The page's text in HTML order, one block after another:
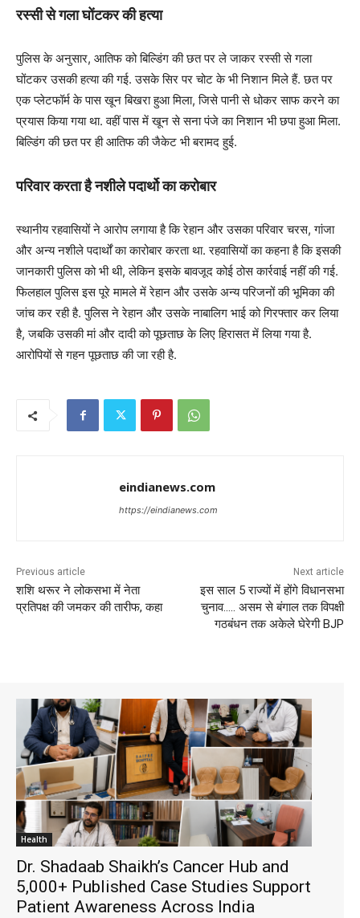
रस्‍सी से गला घोंटकर की हत्या
पुलिस के अनुसार, आतिफ को बिल्डिंग की छत पर ले जाकर रस्सी से गला
घोंटकर उसकी हत्या की गई. उसके सिर पर चोट के भी निशान मिले हैं. छत पर
एक प्लेटफॉर्म के पास खून बिखरा हुआ मिला, जिसे पानी से धोकर साफ करने का
प्रयास किया गया था. वहीं पास में खून से सना पंजे का निशान भी छपा हुआ मिला.
बिल्डिंग की छत पर ही आतिफ की जैकेट भी बरामद हुई.
परिवार करता है नशीले पदार्थो का करोबार
स्थानीय रहवासियों ने आरोप लगाया है कि रेहान और उसका परिवार चरस, गांजा
और अन्य नशीले पदार्थों का कारोबार करता था. रहवासियों का कहना है कि इसकी
जानकारी पुलिस को भी थी, लेकिन इसके बावजूद कोई ठोस कार्रवाई नहीं की गई.
फिलहाल पुलिस इस पूरे मामले में रेहान और उसके अन्य परिजनों की भूमिका की
जांच कर रही है. पुलिस ने रेहान और उसके नाबालिग भाई को गिरफ्तार कर लिया
है, जबकि उसकी मां और दादी को पूछताछ के लिए हिरासत में लिया गया है.
आरोपियों से गहन पूछताछ की जा रही है.
eindianews.com
https://eindianews.com
Previous article
शशि थरूर ने लोकसभा में नेता
प्रतिपक्ष की जमकर की तारीफ, कहा
Next article
इस साल 5 राज्यों में होंगे विधानसभा
चुनाव….. असम से बंगाल तक विपक्षी
गठबंधन तक अकेले घेरेगी BJP
Health
Dr. Shadaab Shaikh’s Cancer Hub and
5,000+ Published Case Studies Support
Patient Awareness Across India